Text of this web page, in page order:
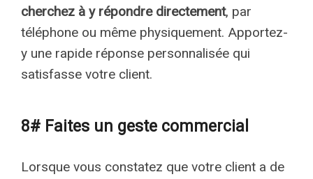
cherchez à y répondre directement, par
téléphone ou même physiquement. Apportez-
y une rapide réponse personnalisée qui
satisfasse votre client.
8# Faites un geste commercial
Lorsque vous constatez que votre client a de